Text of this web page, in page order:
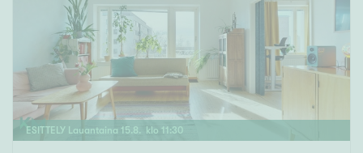
ESITTELY Lauantaina 15. 8 . klo 11 :30